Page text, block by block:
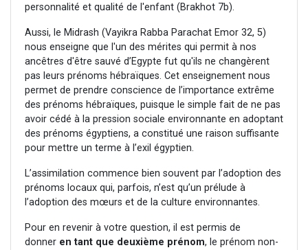
personnalité et qualité de l'enfant (Brakhot 7b).
Aussi, le Midrash (Vayikra Rabba Parachat Emor 32, 5)
nous enseigne que l'un des mérites qui permit à nos
ancêtres d'être sauvé d’Egypte fut qu'ils ne changèrent
pas leurs prénoms hébraïques. Cet enseignement nous
permet de prendre conscience de l’importance extrême
des prénoms hébraïques, puisque le simple fait de ne pas
avoir cédé à la pression sociale environnante en adoptant
des prénoms égyptiens, a constitué une raison suffisante
pour mettre un terme à l’exil égyptien.
L’assimilation commence bien souvent par l’adoption des
prénoms locaux qui, parfois, n’est qu’un prélude à
l’adoption des mœurs et de la culture environnantes.
Pour en revenir à votre question, il est permis de
donner en tant que deuxième prénom, le prénom non-